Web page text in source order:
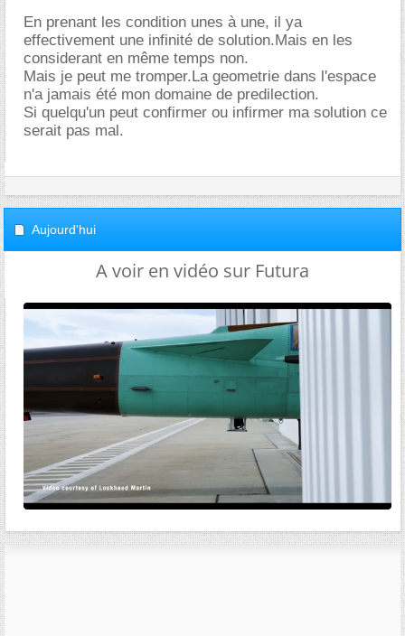
En prenant les condition unes à une, il ya
effectivement une infinité de solution.Mais en les
considerant en même temps non.
Mais je peut me tromper.La geometrie dans l'espace
n'a jamais été mon domaine de predilection.
Si quelqu'un peut confirmer ou infirmer ma solution ce
serait pas mal.
Aujourd'hui
A voir en vidéo sur Futura